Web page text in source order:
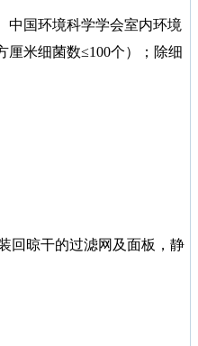
国环境科学学会室内环境
厘米细菌数≤100个）；除细
回晾干的过滤网及面板，静